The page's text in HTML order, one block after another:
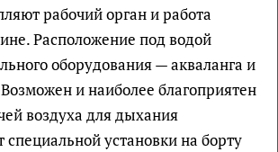
рабочий орган и работа
Расположение под водой
оборудования — акваланга и
и наиболее благоприятен
воздуха для дыхания
специальной установки на борту